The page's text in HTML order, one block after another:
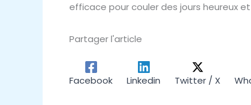
efficace pour couler des jours heureux
Partager l'article
Facebook Linkedin Twitter / X